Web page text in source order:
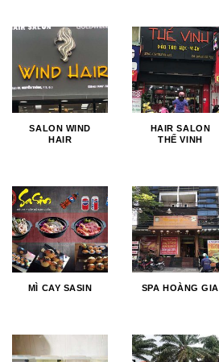
SALON WIND
HAIR
HAIR SALON
THẾ VINH
MÌ CAY SASIN SPA HOÀNG GIA